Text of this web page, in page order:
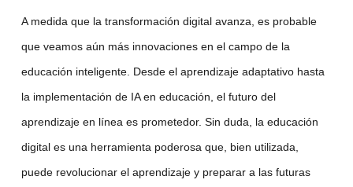
A medida que la transformación digitalavanza, es probable
que veamos aún más innovaciones en el campo de la
educación inteligente. Desde el aprendizaje adaptativohasta
la implementación de IA en educación, el futuro del
aprendizaje en línea es prometedor. Sin duda, la educación
digital es una herramienta poderosa que, bien utilizada,
puede revolucionar el aprendizaje y preparar a las futuras